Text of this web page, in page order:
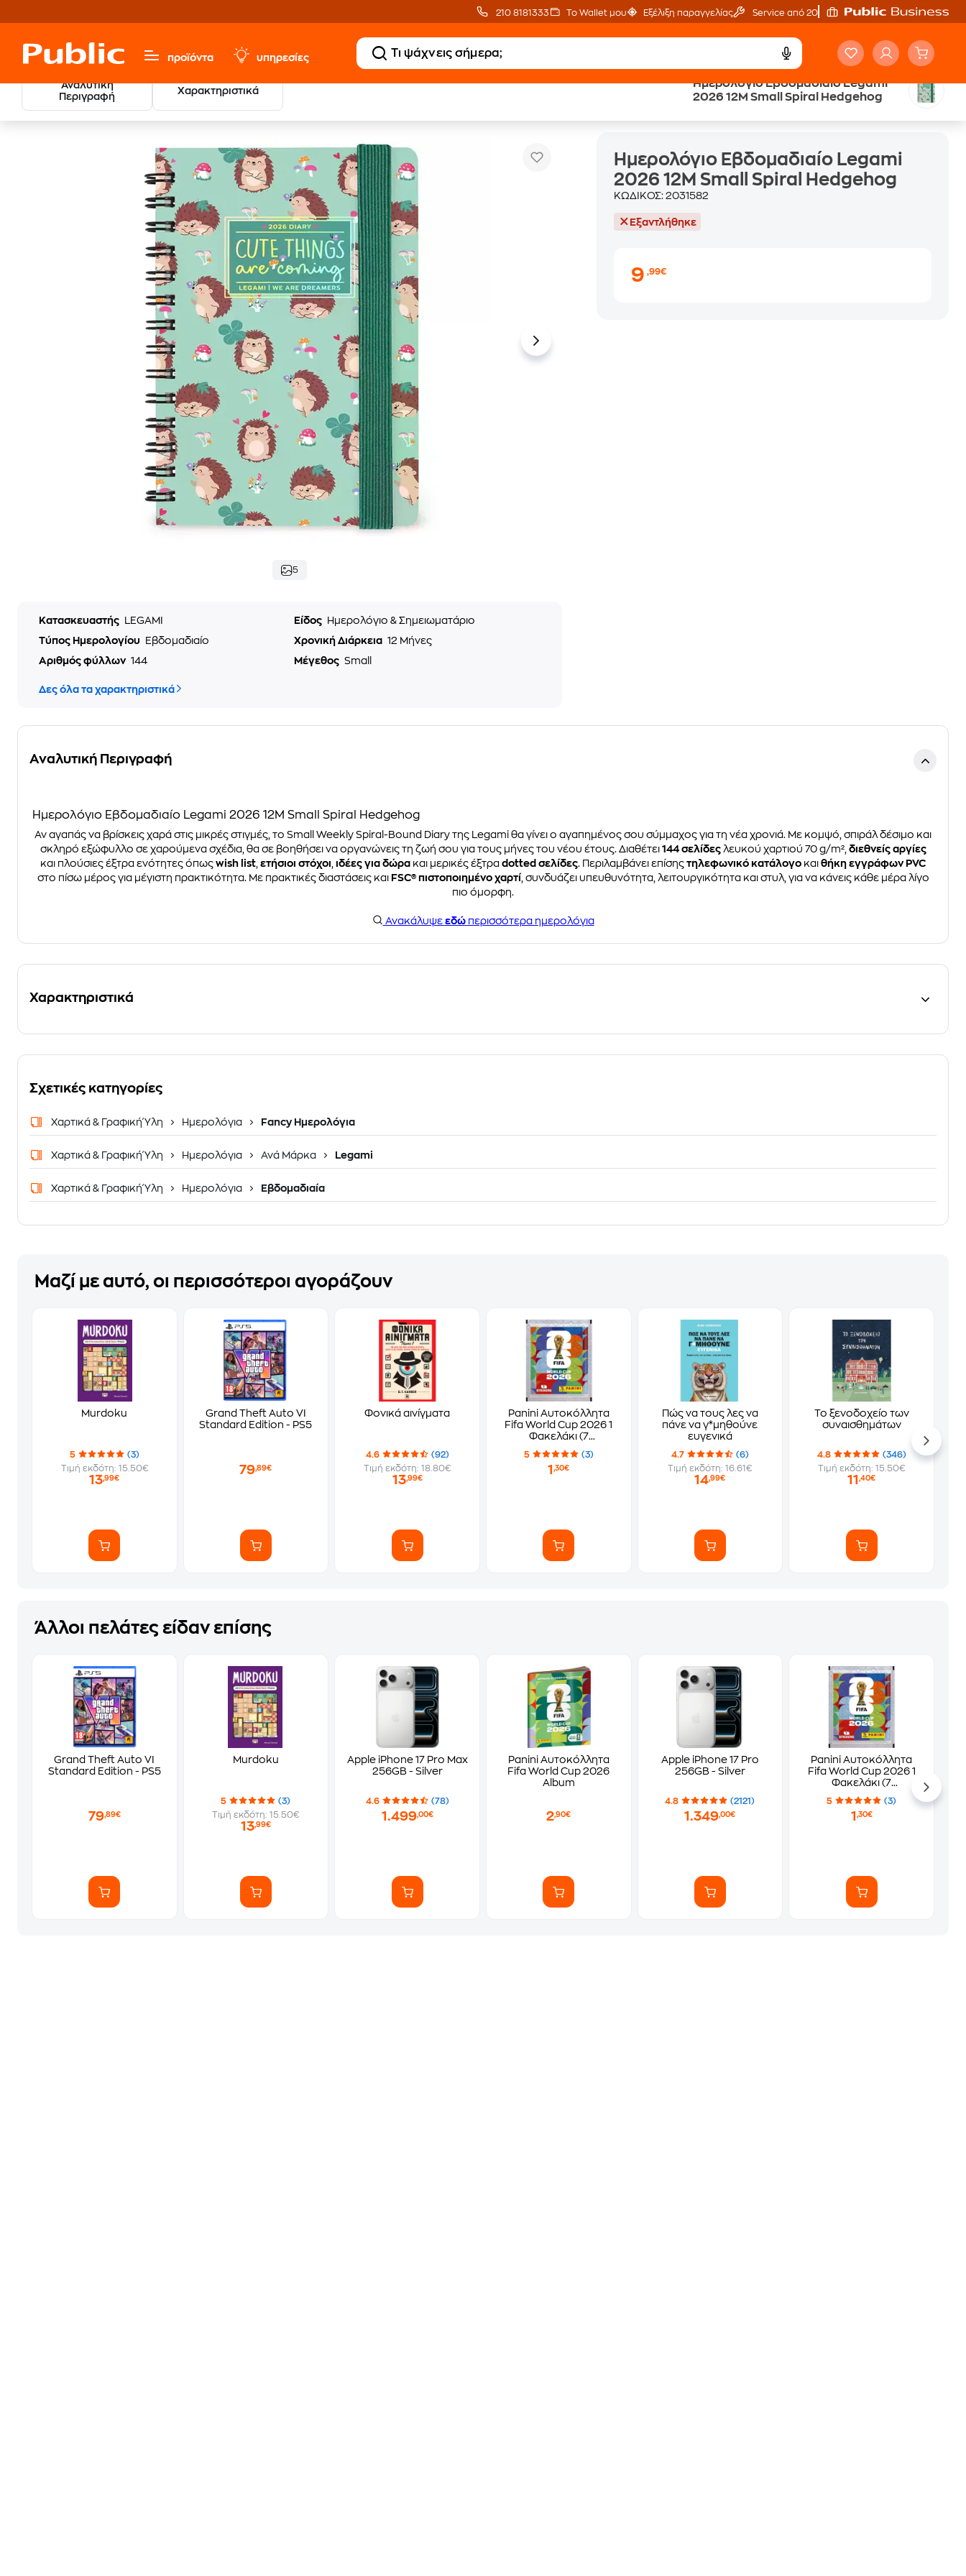
210 8181333 Το Wallet μου Εξέλιξη παραγγελίας Service από 20'
προϊόντα υπηρεσίες
Αναλυτική
Περιγραφή
Χαρακτηριστικά
Ημερολόγιο Εβδομαδιαίο Legami
2026 12Μ Small Spiral Hedgehog
Χαρτικά & Γραφική Ύλη
5
Κατασκευαστής LEGAMI Είδος
Ημερολόγιο & Σημειωματάριο
Τύπος Ημερολογίου
Εβδομαδιαίο Χρονική Διάρκεια 12 Μήνες
Αριθμός φύλλων 144 Μέγεθος Small
Δες όλα τα χαρακτηριστικά
Ημερολόγιο Εβδομαδιαίο Legami
2026 12Μ Small Spiral Hedgehog
ΚΩΔΙΚΟΣ:2031582
Εξαντλήθηκε
9,99€
Αναλυτική Περιγραφή
Ημερολόγιο Εβδομαδιαίο Legami 2026 12Μ Small Spiral Hedgehog
Αν αγαπάς να βρίσκεις χαρά στις μικρές στιγμές, το Small Weekly Spiral-Bound Diary της Legami θα γίνει ο αγαπημένος σου σύμμαχος για τη νέα χρονιά. Με κομψό, σπιράλ δέσιμο και
σκληρό εξώφυλλο σε χαρούμενα σχέδια, θα σε βοηθήσει να οργανώνεις τη ζωή σου για τους μήνες του νέου έτους. Διαθέτει 144 σελίδεςλευκού χαρτιού 70 g/m², διεθνείς αργίες
και πλούσιες έξτρα ενότητες όπως wish list ετήσιοι στόχοι ιδέες για δώρα και μερικές έξτρα dotted σελίδες. Περιλαμβάνει επίσης τηλεφωνικό κατάλογο και θήκη εγγράφων PVC
στο πίσω μέρος για μέγιστη πρακτικότητα. Με πρακτικές διαστάσεις και FSC® πιστοποιημένο χαρτί , συνδυάζει υπευθυνότητα, λειτουργικότητα και στυλ, για να κάνεις κάθε μέρα λίγο
πιο όμορφη.
Ανακάλυψε εδώπερισσότερα ημερολόγια
Χαρακτηριστικά
Σχετικές κατηγορίες
Χαρτικά & Γραφική Ύλη Ημερολόγια Fancy Ημερολόγια
Χαρτικά & Γραφική Ύλη Ημερολόγια Ανά Μάρκα Legami
Χαρτικά & Γραφική Ύλη Ημερολόγια Εβδομαδιαία
Μαζί με αυτό, οι περισσότεροι αγοράζουν
Murdoku
5
(3)
Τιμή εκδότη: 15.50€
13,99€
Grand Theft Auto VI
Standard Edition - PS5
79,89€
Φονικά αινίγματα
4.6
(92)
Τιμή εκδότη: 18.80€
13,99€
Panini Αυτοκόλλητα
Fifa World Cup 2026 1
Φακελάκι (7
Αυτοκόλλητα)
5 (3)
1,30€
Πώς να τους λες να
πάνε να γ*μηθούνε
ευγενικά
4.7
(6)
Τιμή εκδότη: 16.61€
14,99€
Το ξενοδοχείο των
συναισθημάτων
4.8
(346)
Τιμή εκδότη: 15.50€
11,40€
Άλλοι πελάτες είδαν επίσης
Grand Theft Auto VI
Standard Edition - PS5
79,89€
Murdoku
5
(3)
Τιμή εκδότη: 15.50€
13,99€
Apple iPhone 17 Pro Max
256GB - Silver
4.6 (78)
1.499,00€
Panini Αυτοκόλλητα
Fifa World Cup 2026
Album
2,90€
Apple iPhone 17 Pro
256GB - Silver
4.8 (2121)
1.349,00€
Panini Αυτοκόλλητα
Fifa World Cup 2026 1
Φακελάκι (7
Αυτοκόλλητα)
5 (3)
1 ,30€